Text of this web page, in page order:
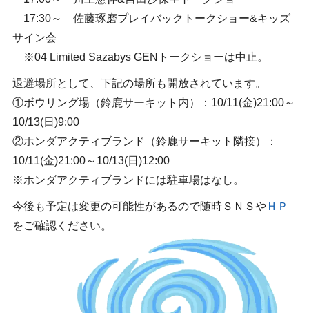
17:30～ 佐藤琢磨プレイバックトークショー&キッズ
サイン会
※04 Limited Sazabys GENトークショーは中止。
退避場所として、下記の場所も開放されています。
①ボウリング場（鈴鹿サーキット内）：10/11(金)21:00～
10/13(日)9:00
②ホンダアクティブランド（鈴鹿サーキット隣接）：
10/11(金)21:00～10/13(日)12:00
※ホンダアクティブランドには駐車場はなし。
今後も予定は変更の可能性があるので随時ＳＮＳやＨＰ
をご確認ください。